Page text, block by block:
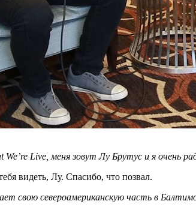
Live, меня зовут Лу Брутус и я очень
видеть, Лу. Спасибо, что позвал.
свою североамериканскую часть в